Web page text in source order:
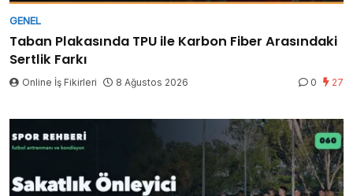
GENEL
Taban Plakasında TPU ile Karbon Fiber Arasındaki
Sertlik Farkı
Online İş Fikirleri 8 Ağustos 2026 0 27